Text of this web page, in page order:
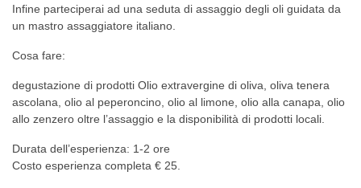
Foto
Dove
siamo
#mare
Dove
siamo
Cupra
Marittima
#mare
siamo
Cupra
Marittima
Infine parteciperai ad una seduta di assaggio degli oli guidata da
un mastro assaggiatore italiano.
Cosa fare:
degustazione di prodotti Olio extravergine di oliva, oliva tenera
ascolana, olio al peperoncino, olio al limone, olio alla canapa, olio
allo zenzero oltre l’assaggio e la disponibilità di prodotti locali.
Durata dell’esperienza: 1-2 ore
Costo esperienza completa € 25.